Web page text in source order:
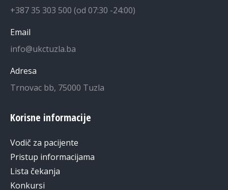
+387 35 303 500 (od 07:30 -24:00)
Email
info@ukctuzla.ba
Adresa
Trnovac bb, 75000 Tuzla
Korisne informacije
Vodič za pacijente
Pristup informacijama
Lista čekanja
Konkursi